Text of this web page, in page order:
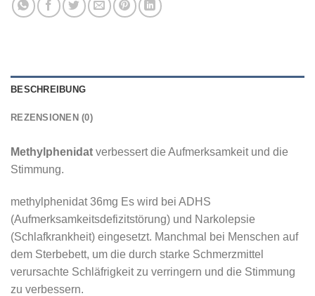
BESCHREIBUNG
REZENSIONEN (0)
Methylphenidat verbessert die Aufmerksamkeit und die
Stimmung.
methylphenidat 36mg Es wird bei ADHS
(Aufmerksamkeitsdefizitstörung) und Narkolepsie
(Schlafkrankheit) eingesetzt. Manchmal bei Menschen auf
dem Sterbebett, um die durch starke Schmerzmittel
verursachte Schläfrigkeit zu verringern und die Stimmung
zu verbessern.